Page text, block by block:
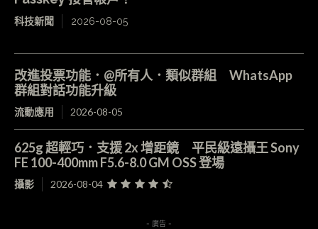
科技新聞 2026-08-05
改進投票功能．@所有人．類似群組 WhatsApp
群組對話功能升級
流動應用 2026-08-05
625g 超輕巧．支援 2x 增距鏡 平民級遠攝王 Sony
FE 100-400mm F5.6-8.0 GM OSS 登場
攝影 2026-08-04
- 廣告 -